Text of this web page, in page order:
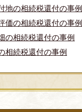
地の相続税還付の事例
価の相続税還付の事例
の相続税還付の事例
相続税還付の事例